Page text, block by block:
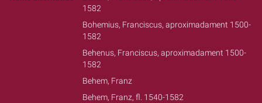
1582
Bohemius, Franciscus, aproximadament 1500-
1582
Behenus, Franciscus, aproximadament 1500-
1582
Behem, Franz
Behem, Franz, fl. 1540-1582